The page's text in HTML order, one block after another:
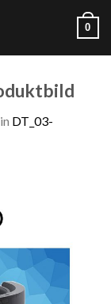
0
DT_03-